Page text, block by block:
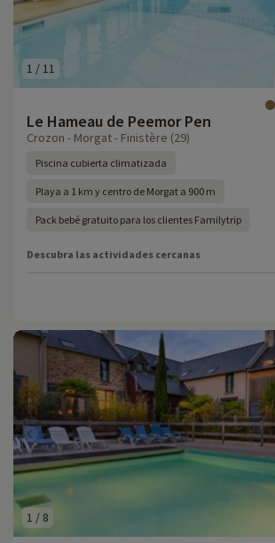
1 / 11
Le Hameau de Peemor Pen
Crozon - Morgat - Finistère (29)
Piscina cubierta climatizada
Playa a 1 km y centro de Morgat a 900 m
Pack bebé gratuito para los clientes Familytrip
Descubra las actividades cercanas
1 / 8